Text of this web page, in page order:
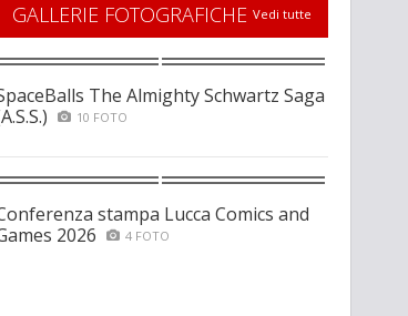
GALLERIE FOTOGRAFICHE Vedi tutte
The Almighty Schwartz Saga
10 FOTO
stampa Lucca Comics and
2026
4 FOTO